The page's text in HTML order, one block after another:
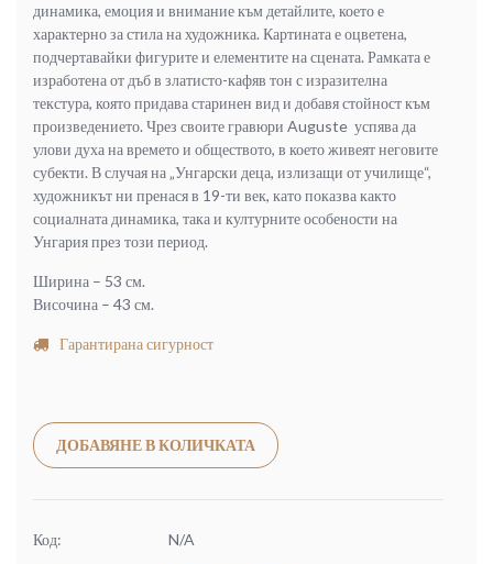
динамика, емоция и внимание към детайлите, което е
характерно за стила на художника. Картината е оцветена,
подчертавайки фигурите и елементите на сцената. Рамката е
изработена от дъб в златисто-кафяв тон с изразителна
текстура, която придава старинен вид и добавя стойност към
произведението. Чрез своите гравюри Auguste успява да
улови духа на времето и обществото, в което живеят неговите
субекти. В случая на „Унгарски деца, излизащи от училище“,
художникът ни пренася в 19-ти век, като показва както
социалната динамика, така и културните особености на
Унгария през този период.
Ширина – 53 см.
Височина – 43 см.
Гарантирана сигурност
ДОБАВЯНЕ В КОЛИЧКАТА
Код: N/A